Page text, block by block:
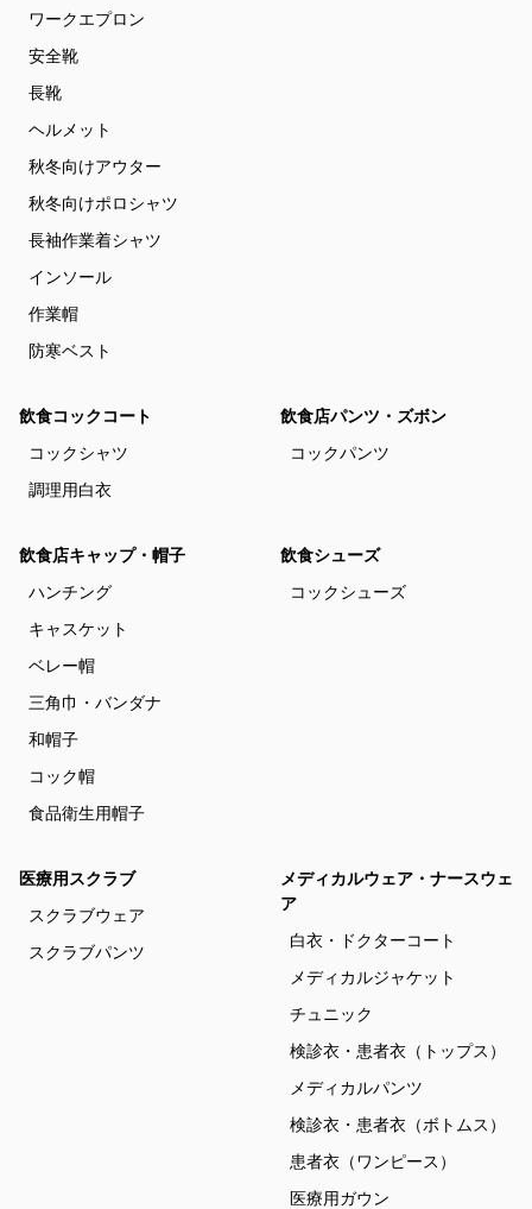
ワークエプロン
安全靴
長靴
ヘルメット
秋冬向けアウター
秋冬向けポロシャツ
長袖作業着シャツ
インソール
作業帽
防寒ベスト
飲食コックコート
コックシャツ
調理用白衣
飲食店パンツ・ズボン
コックパンツ
飲食店キャップ・帽子
ハンチング
キャスケット
ベレー帽
三角巾・バンダナ
和帽子
コック帽
食品衛生用帽子
飲食シューズ
コックシューズ
医療用スクラブ
スクラブウェア
スクラブパンツ
メディカルウェア・ナースウェ
ア
白衣・ドクターコート
メディカルジャケット
チュニック
検診衣・患者衣（トップス）
メディカルパンツ
検診衣・患者衣（ボトムス）
患者衣（ワンピース）
医療用ガウン